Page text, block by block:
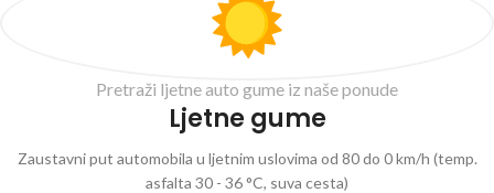
Pretraži ljetne auto gume iz naše ponude
Ljetne gume
Zaustavni put automobila u ljetnim uslovima od 80 do 0 km/h (temp.
asfalta 30 - 36 °C, suva cesta)